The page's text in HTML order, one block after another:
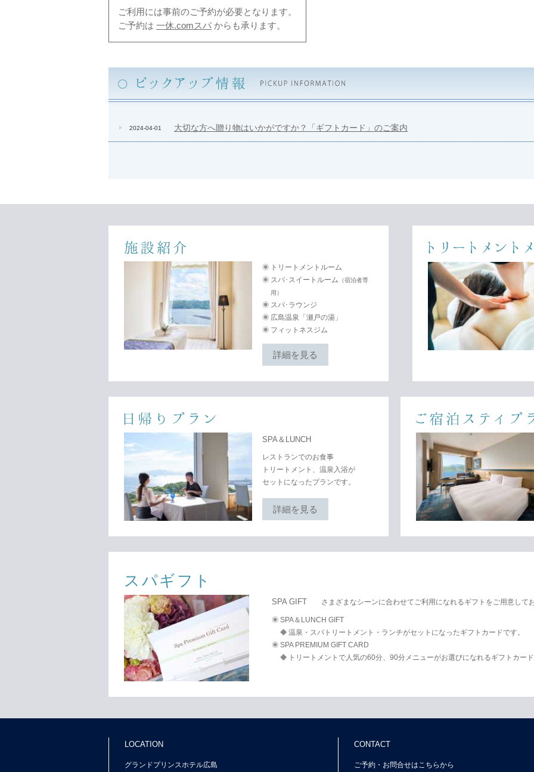
ご利用には事前のご予約が必要となります。
ご予約は 一休.comスパ からも承ります。
2024-04-01 大切な方へ贈り物はいかがですか？「ギフトカード」のご案内
施設紹介
トリートメントルーム
スパ･スイートルーム （宿泊者専
用）
スパ･ラウンジ
広島温泉「瀬戸の湯」
フィットネスジム
詳細を見る
トリートメントメニュー
日帰りプラン
SPA＆LUNCH
レストランでのお食事
トリートメント、温泉入浴が
セットになったプランです。
詳細を見る
ご宿泊スティプラン
スパギフト
SPA GIFT さまざまなシーンに合わせてご利用になれるギフトをご用意して
SPA＆LUNCH GIFT
温泉・スパトリートメント・ランチがセットになったギフトカードです。
SPA PREMIUM GIFT CARD
トリートメントで人気の60分、90分メニューがお選びになれるギフトカー
LOCATION
グランドプリンスホテル広島
CONTACT
ご予約・お問合せはこちらから